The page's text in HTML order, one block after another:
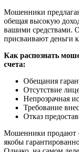
Мошенники
обещая высокую
вашими средствами.
присваивают деньги
Как распознать
счета:
Обещания
Отсутствие
Непрозрачная
Требование
Отказ
Мошенники продают
якобы